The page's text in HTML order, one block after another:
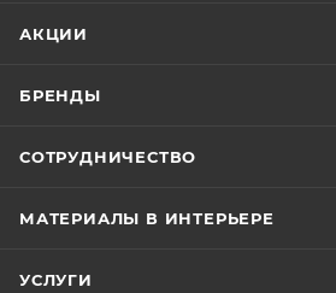
АКЦИИ
БРЕНДЫ
СОТРУДНИЧЕСТВО
МАТЕРИАЛЫ В ИНТЕРЬЕРЕ
УСЛУГИ